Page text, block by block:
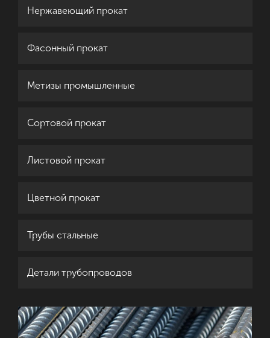
Нержавеющий прокат
Фасонный прокат
Метизы промышленные
Сортовой прокат
Листовой прокат
Цветной прокат
Трубы стальные
Детали трубопроводов